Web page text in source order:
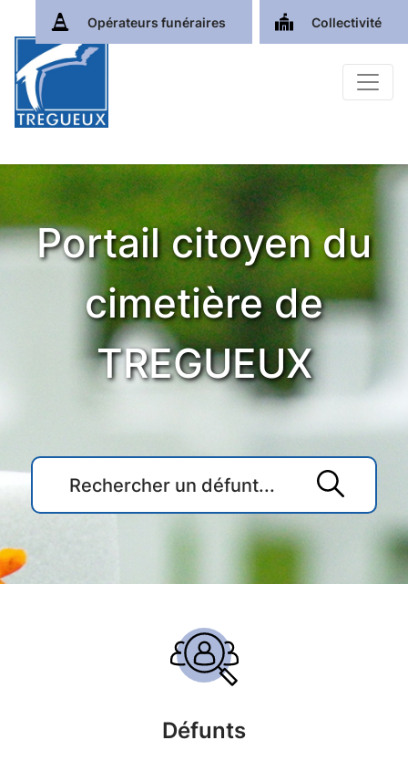
Opérateurs funéraires Collectivité
Portail citoyen du
cimetière de
TREGUEUX
Accueil
du
Ville
Défunts